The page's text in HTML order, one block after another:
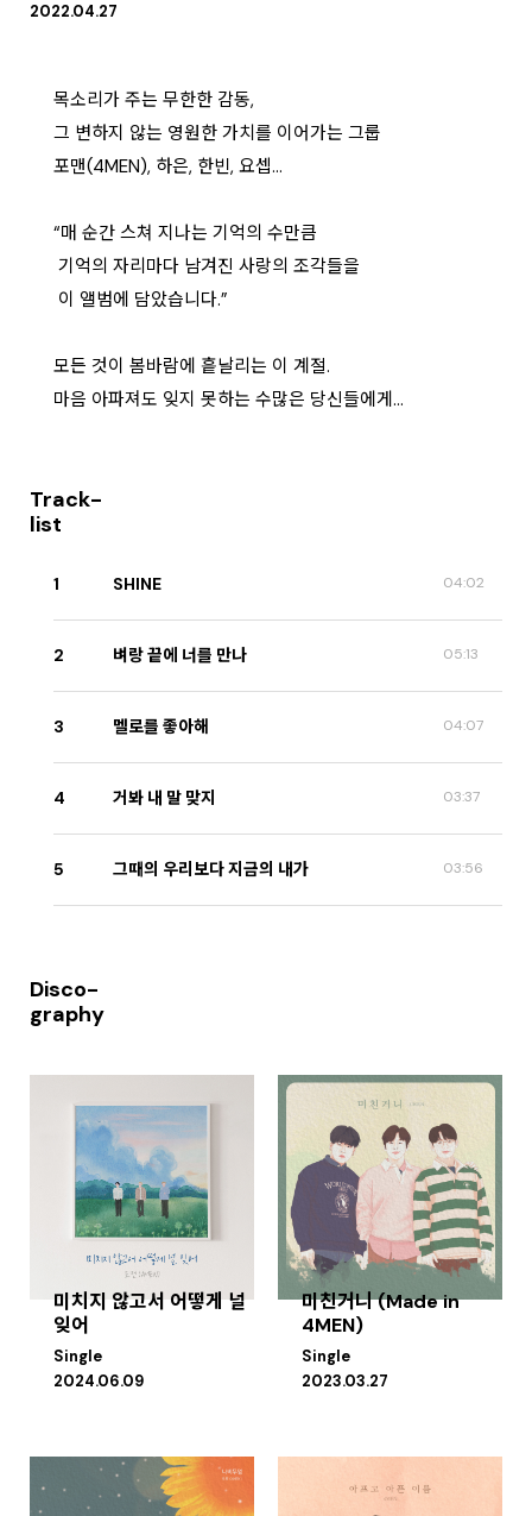
2022.04.27
목소리가 주는 무한한 감동,
그 변하지 않는 영원한 가치를 이어가는 그룹
포맨(4MEN), 하은, 한빈, 요셉…
“매 순간 스쳐 지나는 기억의 수만큼
기억의 자리마다 남겨진 사랑의 조각들을
이 앨범에 담았습니다.”
모든 것이 봄바람에 흩날리는 이 계절.
마음 아파져도 잊지 못하는 수많은 당신들에게…
Track-
list
1 SHINE 04:02
2 벼랑 끝에 너를 만나 05:13
3 멜로를 좋아해 04:07
4 거봐 내 말 맞지 03:37
5 그때의 우리보다 지금의 내가 03:56
Disco-
graphy
미치지 않고서 어떻게 널
잊어
Single
2024.06.09
미친거니 (Made in
4MEN)
Single
2023.03.27